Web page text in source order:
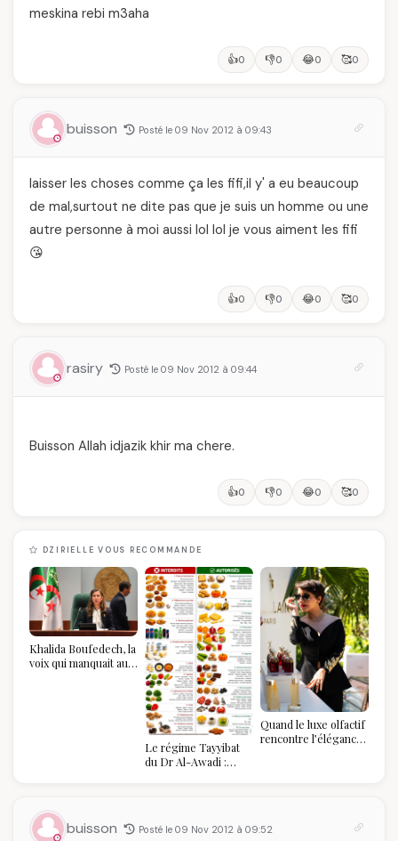
meskina rebi m3aha
👍0 👎0 😂0 🥰0
buisson Posté le 09 Nov 2012 à 09:43
laisser les choses comme ça les fifi,il y' a eu beaucoup
de mal,surtout ne dite pas que je suis un homme ou une
autre personne à moi aussi lol lol je vous aiment les fifi
😘
👍0 👎0 😂0 🥰0
rasiry Posté le 09 Nov 2012 à 09:44
Buisson Allah idjazik khir ma chere.
👍0 👎0 😂0 🥰0
DZIRIELLE VOUS RECOMMANDE
Khalida Boufedech, la
voix qui manquait au
Le régime Tayyibat
du Dr Al-Awadi :
vraiment savoir
Quand le luxe olfactif
rencontre l’élégance
buisson Posté le 09 Nov 2012 à 09:52